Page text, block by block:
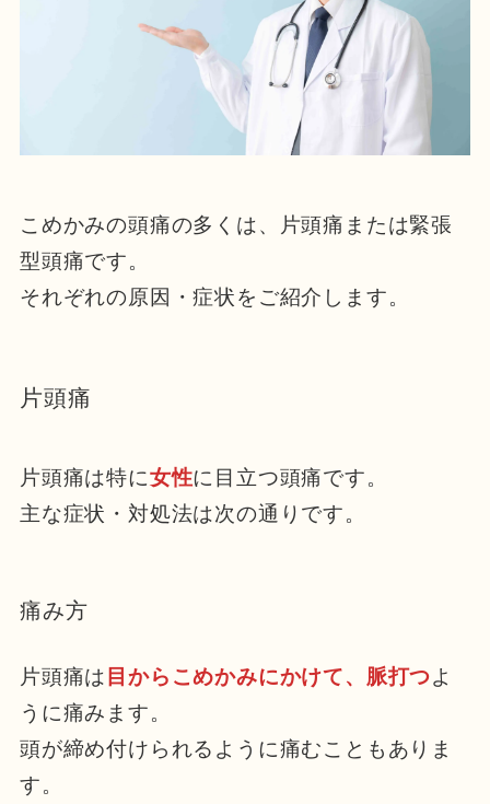
こめかみの頭痛の多くは、片頭痛または緊張
型頭痛です。
それぞれの原因・症状をご紹介します。
片頭痛
片頭痛は特に女性に目立つ頭痛です。
主な症状・対処法は次の通りです。
痛み方
片頭痛は 目からこめかみにかけて、脈打つよ
うに痛みます。
頭が締め付けられるように痛むこともありま
す。